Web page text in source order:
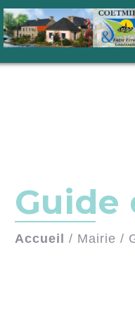
Guide
Accueil / Mairie /